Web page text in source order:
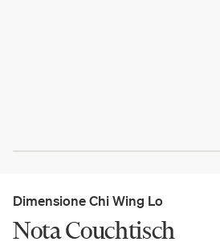
Dimensione Chi Wing Lo
Nota Couchtisch